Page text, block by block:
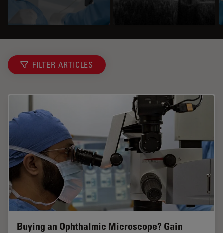
FILTER ARTICLES
Buying an Ophthalmic Microscope? Gain